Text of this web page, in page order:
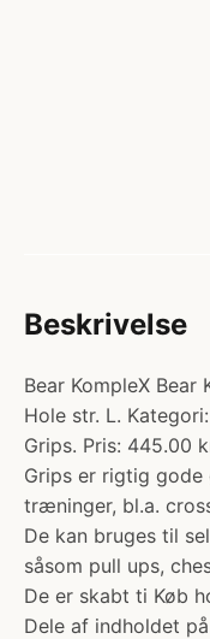
Beskrivelse
Bear KompleX Bear
Hole str. L.
Grips. Pris: 445.00
Grips er rigtig
træninger, bl.a.
De kan bruges til
såsom pull ups,
De er skabt ti Køb
Dele af indholdet